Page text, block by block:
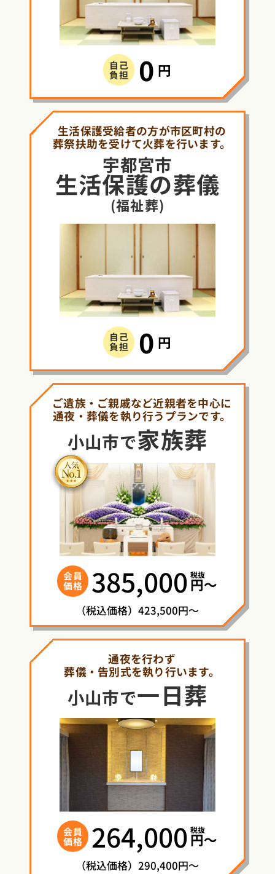
自己
負担 0 円
生活保護受給者の方が市区町村の
葬祭扶助を受けて火葬を行います。
宇都宮市
生活保護の葬儀
(福祉葬)
自己
負担 0 円
ご遺族・ご親戚など近親者を中心に
通夜・葬儀を執り行うプランです。
小山市で家族葬
会員
価格 385,000 税抜
円〜
（税込価格）423,500円～
通夜を行わず
葬儀・告別式を執り行います。
小山市で一日葬
会員
価格 264,000 税抜
円〜
（税込価格）290,400円～